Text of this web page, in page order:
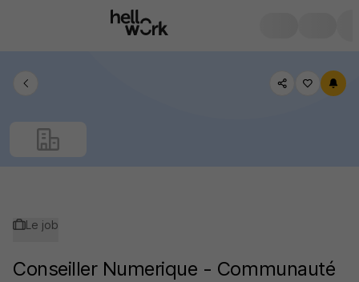
Le job
Conseiller Numerique - Communauté